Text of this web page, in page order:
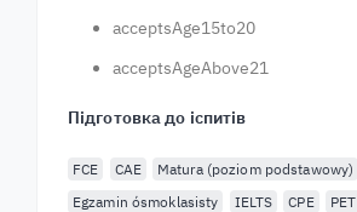
acceptsAge15to20
acceptsAgeAbove21
Підготовка до іспитів
FCE CAE
Matura (poziom podstawowy)
Egzamin ósmoklasisty
IELTS CPE
PET